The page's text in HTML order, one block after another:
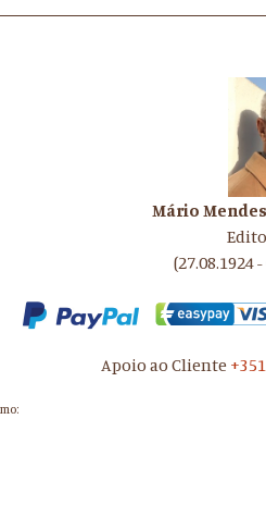
Mário
(27.08.1924
Apoio ao Cliente